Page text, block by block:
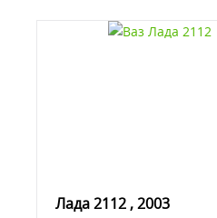
Лада 2112 , 2003